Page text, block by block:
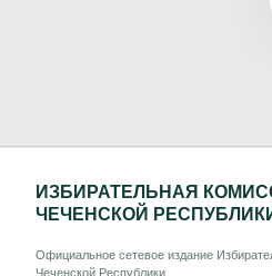
ИЗБИРАТЕЛЬНАЯ
ЧЕЧЕНСКОЙ
Официальное сетевое издание
Чеченской Республики